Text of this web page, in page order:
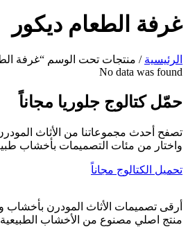
غرفة الطعام ديكور
الرئيسية / منتجات تحت الوسم “غرفة
No data was found
حمّل كتالوج جلوريا مجاناً
تصفح أحدث مجموعاتنا من الأثاث
واختار من مئات التصميمات بأخشاب
تحميل الكتالوج مجاناً
أرقى تصميمات الأثاث المودرن
منتج اصلي مصنوع من الأخشاب